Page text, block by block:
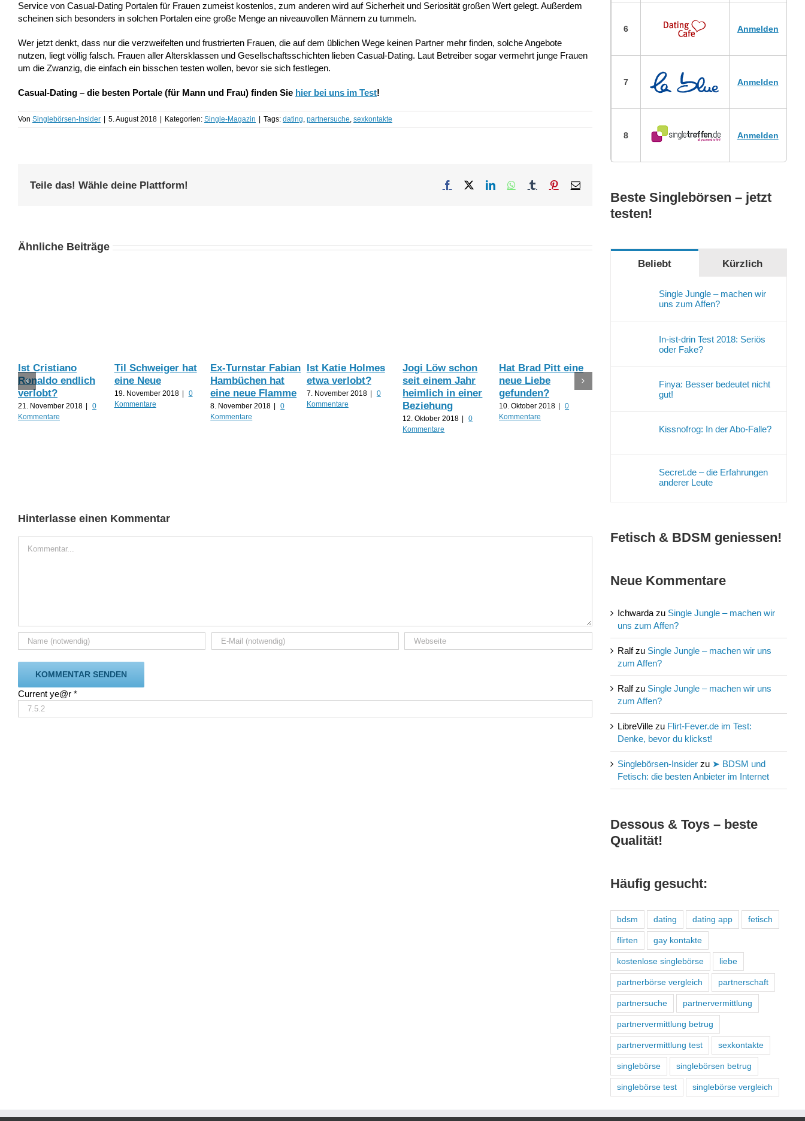
Service von Casual-Dating Portalen für Frauen zumeist kostenlos, zum anderen wird auf Sicherheit und Seriosität großen Wert gelegt. Außerdem
scheinen sich besonders in solchen Portalen eine große Menge an niveauvollen Männern zu tummeln.
Wer jetzt denkt, dass nur die verzweifelten und frustrierten Frauen, die auf dem üblichen Wege keinen Partner mehr finden, solche Angebote
nutzen, liegt völlig falsch. Frauen aller Altersklassen und Gesellschaftsschichten lieben Casual-Dating. Laut Betreiber sogar vermehrt junge Frauen
um die Zwanzig, die einfach ein bisschen testen wollen, bevor sie sich festlegen.
Casual-Dating – die besten Portale (für Mann und Frau) finden Sie hier bei uns im Test!
Von Singlebörsen-Insider 5. August 2018 Kategorien: Single-Magazin Tags: dating, partnersuche, sexkontakte
Teile das! Wähle deine Plattform! Facebook
X LinkedInWhatsApp
TumblrPinterest
E-
Ähnliche Beiträge
Ist Cristiano
Ronaldo endlich
verlobt?
21. November 2018
0
Kommentare
Til Schweiger hat
eine Neue
19. November 2018
0
Kommentare
Ex-Turnstar Fabian
Hambüchen hat
eine neue Flamme
8. November 2018
0
Kommentare
Ist Katie Holmes
etwa verlobt?
7. November 2018
0
Kommentare
Jogi Löw schon
seit einem Jahr
heimlich in einer
Beziehung
12. Oktober 2018
0
Kommentare
Hat Brad Pitt eine
neue Liebe
gefunden?
10. Oktober 2018
0
Kommentare
bald unter der
Cara Delevingne
16. September 2018
Kommentare
Hinterlasse einen Kommentar
Current ye@r *
6 Anmelden
7 Anmelden
8 Anmelden
Beste Singlebörsen – jetzt
testen!
Beliebt Kürzlich
Single Jungle – machen wir
uns zum Affen?
In-ist-drin Test 2018: Seriös
oder Fake?
Finya: Besser bedeutet nicht
gut!
Kissnofrog: In der Abo-Falle?
Secret.de – die Erfahrungen
anderer Leute
Fetisch & BDSM geniessen!
Neue Kommentare
Ichwardazu Single Jungle – machen wir
uns zum Affen?
Ralfzu Single Jungle – machen wir uns
zum Affen?
Ralfzu Single Jungle – machen wir uns
zum Affen?
LibreVillezu Flirt-Fever.de im Test:
Denke, bevor du klickst!
Singlebörsen-Insiderzu ➤ BDSM und
Fetisch: die besten Anbieter im Internet
Dessous & Toys – beste
Qualität!
Häufig gesucht:
bdsm dating dating app fetisch
flirten gay kontakte
kostenlose singlebörse liebe
partnerbörse vergleich partnerschaft
partnersuche partnervermittlung
partnervermittlung betrug
partnervermittlung test sexkontakte
singlebörse singlebörsen betrug
singlebörse test singlebörse vergleich